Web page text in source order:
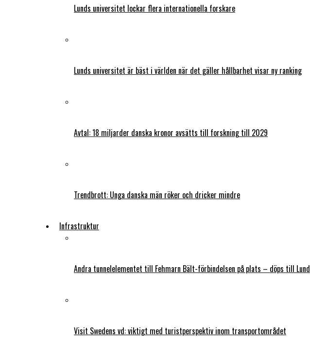
Lunds universitet lockar flera internationella forskare
Lunds universitet är bäst i världen när det gäller hållbarhet visar ny ranking
Avtal: 18 miljarder danska kronor avsätts till forskning till 2029
Trendbrott: Unga danska män röker och dricker mindre
Infrastruktur
Andra tunnelelementet till Fehmarn Bält-förbindelsen på plats – döps till Lund
Visit Swedens vd: viktigt med turistperspektiv inom transportområdet